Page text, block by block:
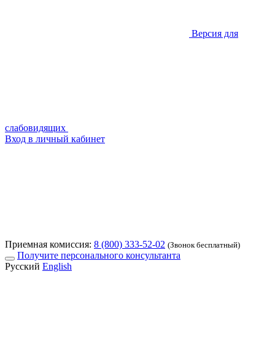
Версия для
слабовидящих
Вход в личный кабинет
Приемная комиссия: 8 (800) 333-52-02 (Звонок бесплатный)
Получите персонального консультанта
Русский English